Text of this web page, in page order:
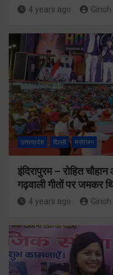
4 years ago
उत्तरप्रदेश दिल्ली मनोरंजन
इंदिरापुरम – रोहित
गढ़वाली गीतों पर जमकर
4 years ago